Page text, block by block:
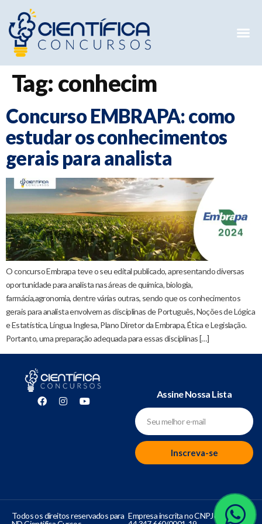
Tag: conhecim
Concurso EMBRAPA: como
estudar os conhecimentos
gerais para analista
O concurso Embrapa teve o seu edital publicado, apresentando diversas
oportunidade para analista nas áreas de química, biologia,
farmácia,agronomia, dentre várias outras, sendo que os conhecimentos
gerais para analista envolvem as disciplinas de Português, Noções de Lógica
e Estatística, Língua Inglesa, Plano Diretor da Embrapa, Ética e Legislação.
Portanto, uma preparação adequada para essas disciplinas […]
Assine Nossa Lista
Inscreva-se
Todos os direitos reservados para Empresa inscrita no CNPJ de número